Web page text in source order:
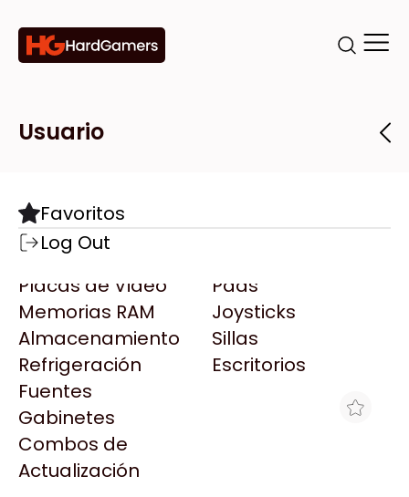
Categorías
Componentes
Motherboards
Microprocesadores
Placas de Video
Memorias RAM
Almacenamiento
Refrigeración
Fuentes
Gabinetes
Combos de
Actualización
Pads
Joysticks
Sillas
Escritorios
Marcas
Todas las Marcas
AMD
AULA
Acer
Adata
AeroCool
Antec
Arkham
Asrock
Tiendas
Destacadas
Usuario
Favoritos
Log Out
MF BROTHER DCP-T530DW 28/11PPM
SIST CONTINUO